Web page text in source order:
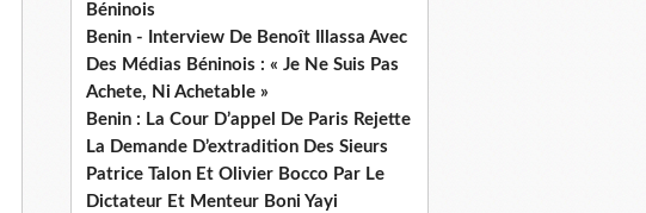
Béninois
Benin - Interview De Benoît Illassa Avec
Des Médias Béninois : « Je Ne Suis Pas
Achete, Ni Achetable »
Benin : La Cour D’appel De Paris Rejette
La Demande D’extradition Des Sieurs
Patrice Talon Et Olivier Bocco Par Le
Dictateur Et Menteur Boni Yayi